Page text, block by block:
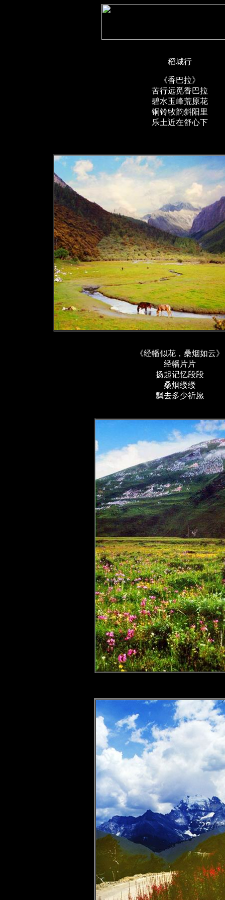
稻城行
《香巴拉》
苦行远觅香巴拉
碧水玉峰荒原花
铜铃牧韵斜阳里
乐土近在舒心下
《经幡似花，桑烟如云》
经幡片片
扬起记忆段段
桑烟缕缕
飘去多少祈愿